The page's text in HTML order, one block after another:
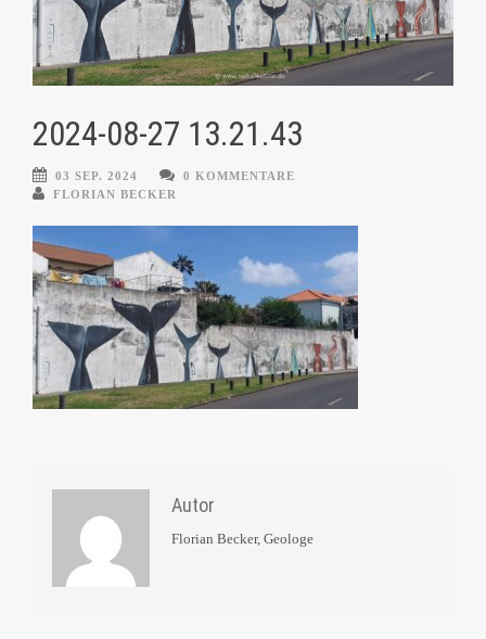
2024-08-27 13.21.43
03 SEP. 2024
0 KOMMENTARE
FLORIAN BECKER
Autor
Florian Becker, Geologe